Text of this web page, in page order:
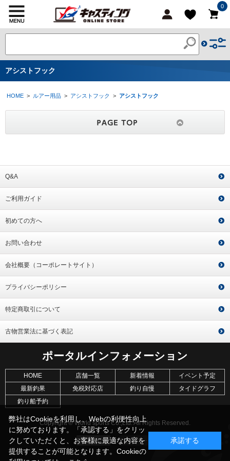
0
アシストフック
HOME > ルアー用品 > アシストフック > アシストフック
Q&A
ご利用ガイド
初めての方へ
お問い合わせ
会社概要（コーポレートサイト）
プライバシーポリシー
特定商取引について
古物営業法に基づく表記
ポータルインフォメーション
HOME 店舗一覧 新着情報
イベント予定
最新釣果
免税対応店 釣り自慢
タイドグラフ
釣り船予約
Copyright © World sports Co.,Ltd. All Rights Reserved.
弊社はCookieを利用し、Webの利便性向上
に努めております。「承認する」をクリッ
クしていただくと、お客様に最適な内容を
提供することが可能となります。Cookieの
承諾する